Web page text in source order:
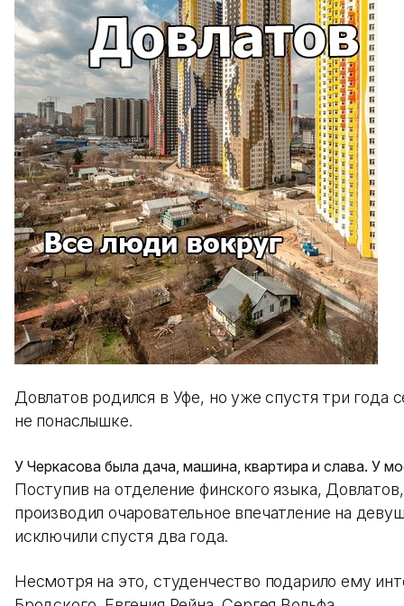
Довлатов родился в Уфе, но уже спустя три года
не понаслышке.
У Черкасова была дача, машина, квартира и слава. У
Поступив на отделение финского языка,
производил очаровательное впечатление на
исключили спустя два года.
Несмотря на это, студенчество подарило ему